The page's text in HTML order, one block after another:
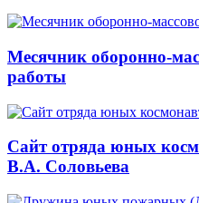
Месячник оборонно-
работы
Сайт отряда юных
В.А. Соловьева